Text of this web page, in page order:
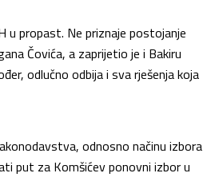
u propast. Ne priznaje postojanje
Čovića, a zaprijetio je i Bakiru
odlučno odbija i sva rješenja koja
odnosno načinu izbora
put za Komšićev ponovni izbor u